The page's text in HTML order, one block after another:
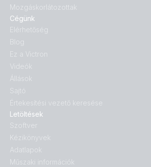
Letöltések
Szoftver
Kézikönyvek
Adatlapok
Műszaki információk
Mozgáskorlátozottak
Cégünk
Elérhetőség
Blog
Ez a Victron
Videók
Állások
Sajtó
Értekesítési vezető keresése